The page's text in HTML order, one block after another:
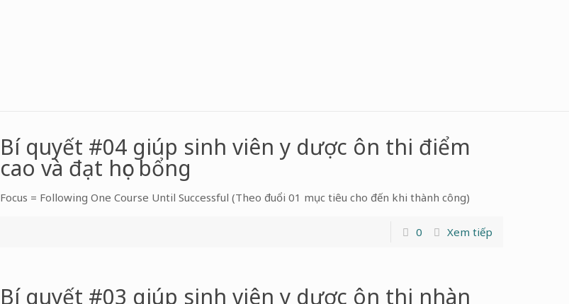
Bí quyết #04 giúp sinh viên y dược ôn thi điểm
cao và đạt học bổng
Focus = Following One Course Until Successful (Theo đuổi 01 mục tiêu cho đến khi thành công)
0 Xem tiếp
Bí quyết #03 giúp sinh viên y dược ôn thi nhàn